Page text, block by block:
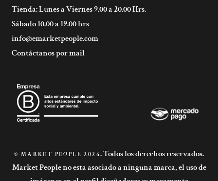
Tienda: Lunes a Viernes 9.00 a 20.00 Hrs.
Sábado 10.00 a 19.00 hrs
info@emarketpeople.com
Contáctanos por mail
© MARKET PEOPLE 2026. Todos los derechos reservados.
Market People no esta asociado a ninguna marca, el uso de